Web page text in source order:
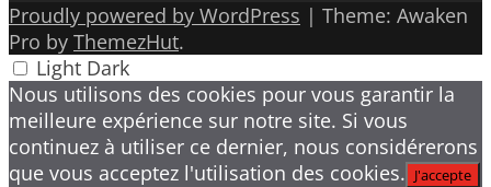
Proudly powered by WordPress | Theme: Awaken
Pro by ThemezHut.
Light Dark
Nous utilisons des cookies pour vous garantir la
meilleure expérience sur notre site. Si vous
continuez à utiliser ce dernier, nous considérerons
que vous acceptez l'utilisation des cookies. J'accepte